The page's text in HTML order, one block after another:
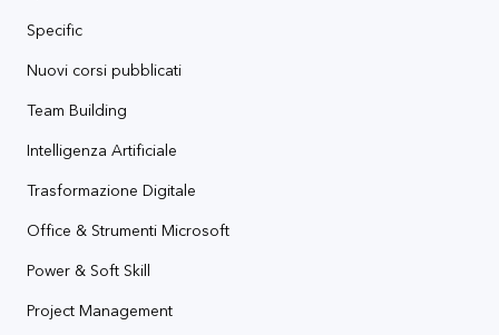
Specific
Nuovi corsi pubblicati
Team Building
Intelligenza Artificiale
Trasformazione Digitale
Office & Strumenti Microsoft
Power & Soft Skill
Project Management